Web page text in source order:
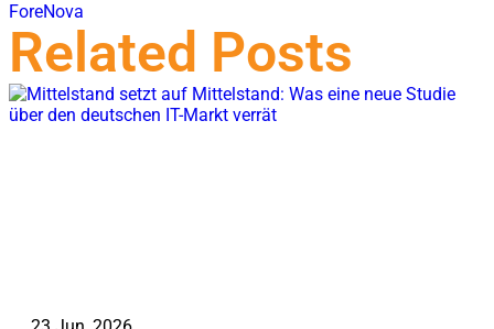
ForeNova
Related Posts